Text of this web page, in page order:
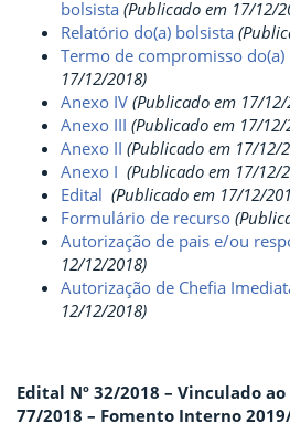
bolsista (Publicado em 17/12/
Relatório do(a) bolsista
Termo de compromisso do(a)
17/12/2018)
Anexo IV (Publicado em 17/12/
Anexo III (Publicado em 17/12/
Anexo II (Publicado em 17/12/
Anexo I (Publicado em 17/12/
Edital (Publicado em 17/12/
Formulário de recurso
Autorização de pais e/ou
12/12/2018)
Autorização de Chefia
12/12/2018)
Edital Nº 32/2018 – Vinculado
77/2018 – Fomento Interno